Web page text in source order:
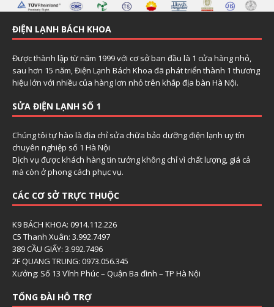
ĐIỆN LẠNH BÁCH KHOA
Được thành lập từ năm 1999 với cơ sở ban đầu là 1 cửa hàng nhỏ,
sau hơn 15 năm, Điện Lạnh Bách Khoa đã phát triển thành 1 thương
hiệu lớn với nhiều của hàng lơn nhỏ trên khắp địa bàn Hà Nội.
SỬA ĐIỆN LẠNH SỐ 1
Chúng tôi tự hào là địa chỉ sửa chữa bảo dưỡng điện lạnh uy tín
chuyên nghiệp số 1 Hà Nội
Dịch vụ được khách hàng tin tưởng không chỉ vì chất lượng, giá cả
mà còn ở phong cách phục vụ.
CÁC CƠ SỞ TRỰC THUỘC
K9 BÁCH KHOA: 0914.112.226
C5 Thanh Xuân: 3.992.7497
389 CẦU GIẤY: 3.992.7496
2F QUANG TRUNG: 0973.056.345
Xưởng: Số 13 Vĩnh Phúc – Quận Ba đình – TP Hà Nội
TỔNG ĐÀI HỖ TRỢ